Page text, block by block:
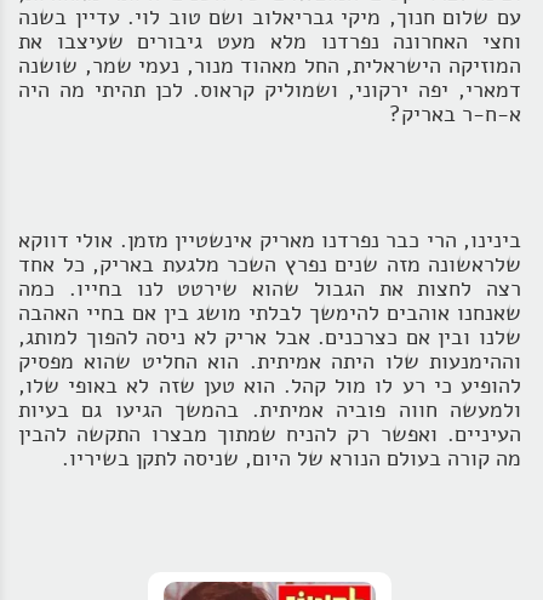
עם שלום חנוך, מיקי גבריאלוב ושם טוב לוי. עדיין בשנה
וחצי האחרונה נפרדנו מלא מעט גיבורים שעיצבו את
המוזיקה הישראלית, החל מאהוד מנור, נעמי שמר, שושנה
דמארי, יפה ירקוני, ושמוליק קראוס. לכן תהיתי מה היה
א-ח-ר באריק?
בינינו, הרי כבר נפרדנו מאריק אינשטיין מזמן. אולי דווקא
שלראשונה מזה שנים נפרץ השכר מלגעת באריק, כל אחד
רצה לחצות את הגבול שהוא שירטט לנו בחייו. כמה
שאנחנו אוהבים להימשך לבלתי מושג בין אם בחיי האהבה
שלנו ובין אם כצרכנים. אבל אריק לא ניסה להפוך למותג,
וההימנעות שלו היתה אמיתית. הוא החליט שהוא מפסיק
להופיע כי רע לו מול קהל. הוא טען שזה לא באופי שלו,
ולמעשה חווה פוביה אמיתית. בהמשך הגיעו גם בעיות
העיניים. ואפשר רק להניח שמתוך מבצרו התקשה להבין
מה קורה בעולם הנורא של היום, שניסה לתקן בשיריו.